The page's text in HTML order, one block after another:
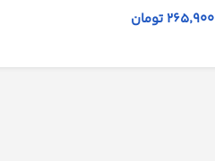
265٬900 تومان